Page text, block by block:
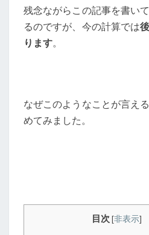
残念ながらこの記事を書い
るのですが、今の計算では
ります。
なぜこのようなことが言え
めてみました。
目次 [非表示]